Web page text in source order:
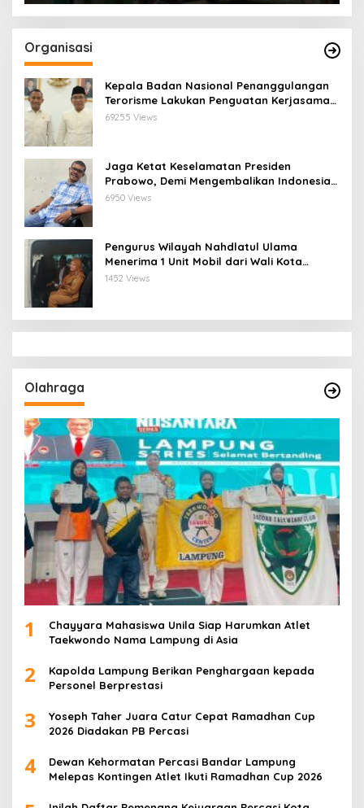
Organisasi
Kepala Badan Nasional Penanggulangan
Terorisme Lakukan Penguatan Kerjasama
Ketua Pengurus Besar Nahdlatul Ulama
69255 Views
Jaga Ketat Keselamatan Presiden
Prabowo, Demi Mengembalikan Indonesia
Menjadi Macan Asia
6950 Views
Pengurus Wilayah Nahdlatul Ulama
Menerima 1 Unit Mobil dari Wali Kota
Bandar Lampung
1452 Views
Olahraga
1
Chayyara Mahasiswa Unila Siap Harumkan Atlet
Taekwondo Nama Lampung di Asia
2
Kapolda Lampung Berikan Penghargaan kepada
Personel Berprestasi
3
Yoseph Taher Juara Catur Cepat Ramadhan Cup
2026 Diadakan PB Percasi
4
Dewan Kehormatan Percasi Bandar Lampung
Melepas Kontingen Atlet Ikuti Ramadhan Cup 2026